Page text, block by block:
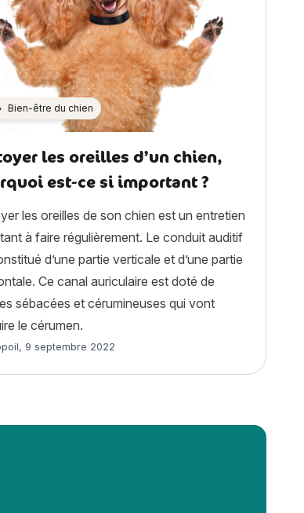
Bien-être du chien
les oreilles d’un chien,
est-ce si important ?
les oreilles de son chien est un entretien
à faire régulièrement. Le conduit auditif
d’une partie verticale et d’une partie
Ce canal auriculaire est doté de
sébacées et cérumineuses qui vont
le cérumen.
rédigé par
, 9 septembre 2022